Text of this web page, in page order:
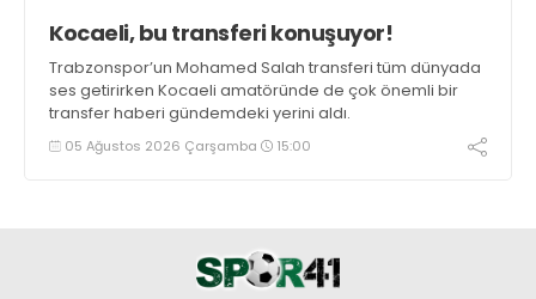
Kocaeli, bu transferi konuşuyor!
Trabzonspor’un Mohamed Salah transferi tüm dünyada
ses getirirken Kocaeli amatöründe de çok önemli bir
transfer haberi gündemdeki yerini aldı.
05 Ağustos 2026 Çarşamba 15:00